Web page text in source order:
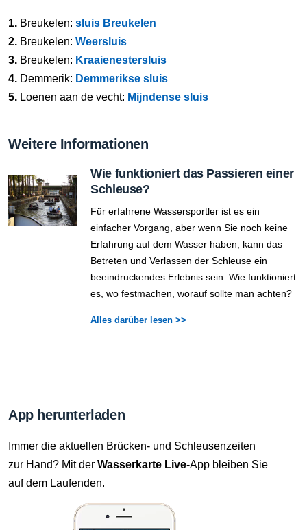
1. Breukelen: sluis Breukelen
2. Breukelen: Weersluis
3. Breukelen: Kraaienestersluis
4. Demmerik: Demmerikse sluis
5. Loenen aan de vecht: Mijndense sluis
Weitere Informationen
Wie funktioniert das Passieren einer
Schleuse?
Für erfahrene Wassersportler ist es ein
einfacher Vorgang, aber wenn Sie noch keine
Erfahrung auf dem Wasser haben, kann das
Betreten und Verlassen der Schleuse ein
beeindruckendes Erlebnis sein. Wie funktioniert
es, wo festmachen, worauf sollte man achten?
Alles darüber lesen >>
App herunterladen
Immer die aktuellen Brücken- und Schleusenzeiten
zur Hand? Mit der Wasserkarte Live-App bleiben Sie
auf dem Laufenden.